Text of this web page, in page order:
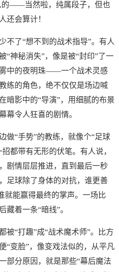
的——当然啦，纯属段子，但也
还会算计！
不了“想不到的战术指导”。有人
“神秘消失”，像是被“封印”了一
中的夜明珠——一个战术灵感
练的角色，绝不仅仅是场边喊
暗影中的“导演”，用细腻的布景
幕令人狂喜的剧情。
做“手势”的教练，就像个“足球
都带有无形的伏笔。有人说，
剧情层层推进，直到最后一秒
足球除了身体的对抗，谁更善
就能赢得最终的掌声。一场比
藏着一条“暗线”。
被“打趣”成“战术魔术师”。比方
“变脸”，像变戏法似的，从平凡
部分原因，就是那些“幕后魔法